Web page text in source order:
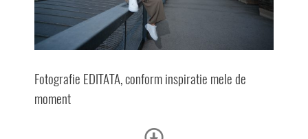
Fotografie EDITATA, conform inspiratie mele de
moment